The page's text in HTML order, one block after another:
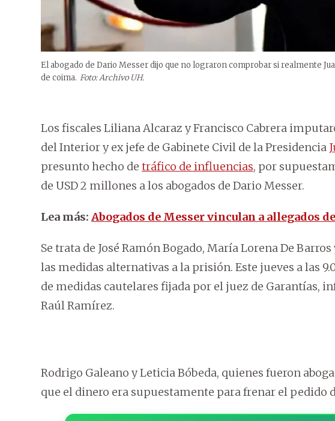
El abogado de Dario Messer dijo que no lograron comprobar si realmente
de coima. Foto: Archivo UH.
Los fiscales Liliana Alcaraz y Francisco Cabrera
del Interior y ex jefe de Gabinete Civil de la Presidencia
presunto hecho de tráfico de influencias, por
de USD 2 millones a los abogados de Dario Messer.
Lea más: Abogados de Messer vinculan a allegados
Se trata de José Ramón Bogado, María Lorena De
las medidas alternativas a la prisión. Este jueves a las
de medidas cautelares fijada por el juez de Garantías,
Raúl Ramírez.
Rodrigo Galeano y Leticia Bóbeda, quienes fueron
que el dinero era supuestamente para frenar el pedido